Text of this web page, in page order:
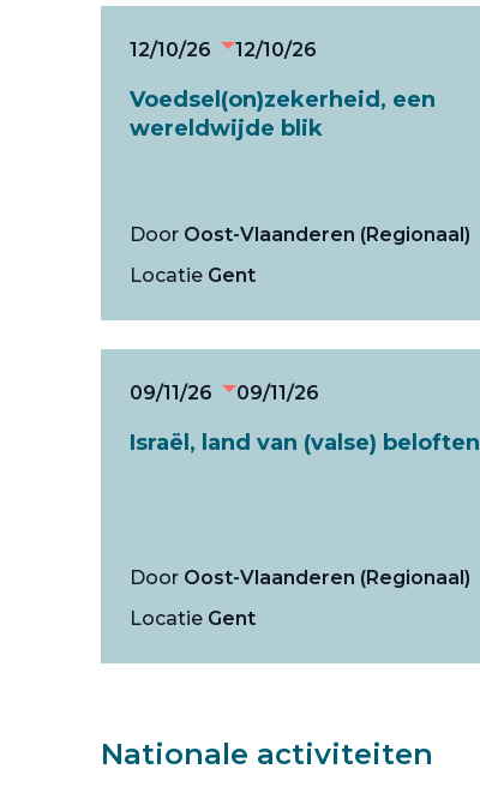
12/10/26 12/10/26
Voedsel(on)zekerheid, een
wereldwijde blik
Door Oost-Vlaanderen (Regionaal)
Locatie Gent
09/11/26 09/11/26
Israël, land van (valse) beloften
Door Oost-Vlaanderen (Regionaal)
Locatie Gent
Nationale activiteiten